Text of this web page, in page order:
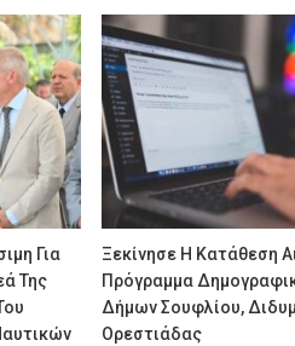
Για
Της
Ξεκίνησε Η Κατάθεση
Πρόγραμμα
Δήμων Σουφλίου,
Ορεστιάδας